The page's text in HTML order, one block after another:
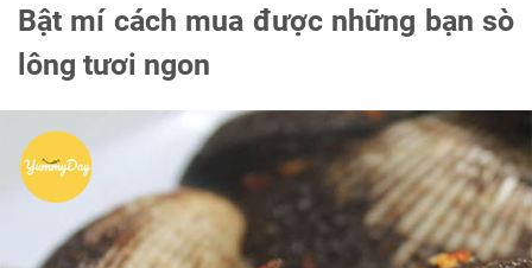
Bật mí cách mua được những bạn sò
lông tươi ngon